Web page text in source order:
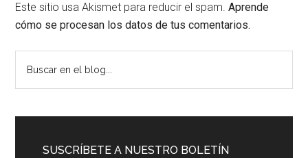
Este sitio usa Akismet para reducir el spam.Aprende
cómo se procesan los datos de tus comentarios.
Barra
lateral
principal
SUSCRÍBETE A NUESTRO BOLETÍN